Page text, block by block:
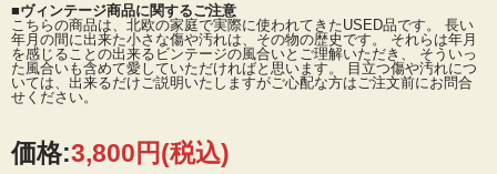
デンマーク、ロイヤルコペンハーゲンの1983年イヤープレートです。ロイヤルコ
ペンハーゲンでは、毎年イヤープレートの型を廃棄処分にしてしまうため２度と
同じものは製作されません。お誕生年などアニバーサリーイヤーのプレートをお
■製造国：デンマーク
■ヴィンテージ商品に関するご注意
こちらの商品は、北欧の家庭で実際に使われてきたUSED品です。 長い
年月の間に出来た小さな傷や汚れは、その物の歴史です。 それらは年月
を感じることの出来るビンテージの風合いとご理解いただき、 そういっ
た風合いも含めて愛していただければと思います。 目立つ傷や汚れにつ
いては、出来るだけご説明いたしますがご心配な方はご注文前にお問合
せください。
価格:3,800円(税込)